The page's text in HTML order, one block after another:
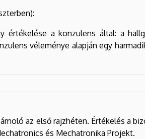
a konzulens által: a
véleménye alapján egy
az első rajzhéten. Értékelés a
és Mechatronika Projekt.